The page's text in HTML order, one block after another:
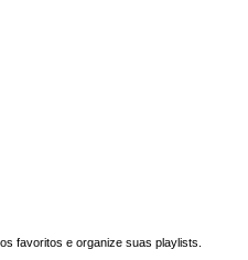
favoritos e organize suas playlists.